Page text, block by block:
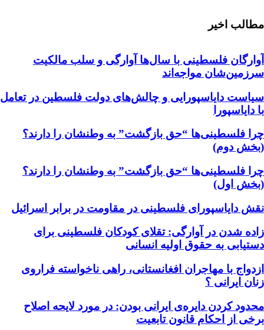
مطالب اخیر
آوارگان فلسطینی با سال‌ها آوارگی و سلب مالكيت
سرزمين‌شان مواجه‌اند
سیاست دایاسپورایی و چالش‌های دولت فلسطین در تعامل
با دایاسپورا
چرا فلسطینی‌ها “حق بازگشت” به وطنشان‌ را دارند؟
(بخش دوم)
چرا فلسطینی‌ها “حق بازگشت” به وطنشان‌ را دارند؟
(بخش اول)
نقش دایاسپورای فلسطینی در مقاومت در برابر اسرائیل
زاده شدن در آوارگی: تقلای کودکان فلسطینی برای
دستیابی به حقوق اولیه انسانی
ازدواج با مهاجران افغانستانی، راهی ناخواسته فراروی
زنان ایرانی ؟
محدود کردن دایره‌ی ایرانی بودن: در مورد لایحه اصلاح
برخی از احکام قانون تابعیت